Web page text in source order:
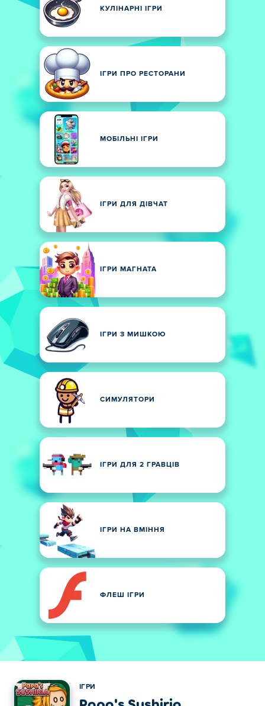
КУЛІНАРНІ ІГРИ
ІГРИ ПРО РЕСТОРАНИ
МОБІЛЬНІ ІГРИ
ІГРИ ДЛЯ ДІВЧАТ
ІГРИ МАГНАТА
ІГРИ З МИШКОЮ
СИМУЛЯТОРИ
ІГРИ ДЛЯ 2 ГРАВЦІВ
ІГРИ НА ВМІННЯ
ФЛЕШ ІГРИ
ІГРИ